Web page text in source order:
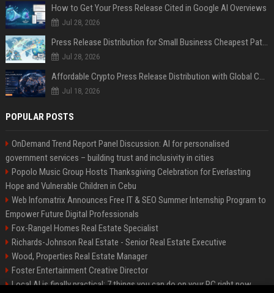
How to Get Your Press Release Cited in Google AI Overviews
Jul 28, 2026
Press Release Distribution for Small Business Cheapest Path to Real Coverage
Jul 28, 2026
Affordable Crypto Press Release Distribution with Global Coverage
Jul 18, 2026
POPULAR POSTS
OnDemand Trend Report Panel Discussion: AI for personalised
government services – building trust and inclusivity in cities
Popolo Music Group Hosts Thanksgiving Celebration for Everlasting
Hope and Vulnerable Children in Cebu
Web Infomatrix Announces Free IT & SEO Summer Internship Program to
Empower Future Digital Professionals
Fox-Rangel Homes Real Estate Specialist
Richards-Johnson Real Estate - Senior Real Estate Executive
Wood, Properties Real Estate Manager
Foster Entertainment Creative Director
Local AI is finally practical: 7 things you can do on your PC right now